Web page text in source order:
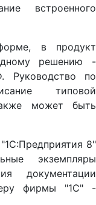
встроенного
в продукт
решению -
Руководство по
типовой
может быть
8"
экземпляры
документации
фирмы "1С" -